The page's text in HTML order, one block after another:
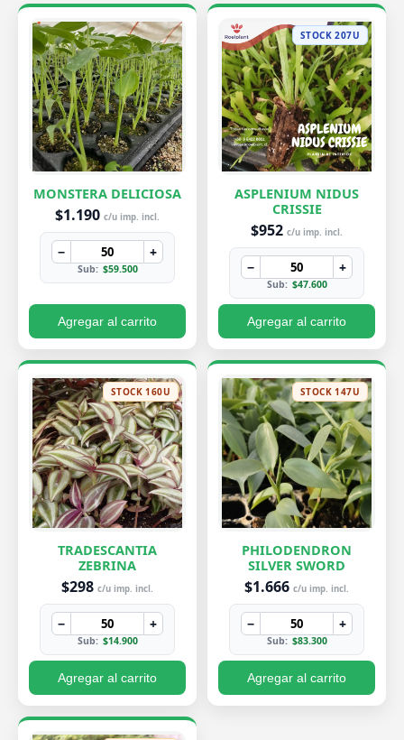
MONSTERA DELICIOSA
$1.190 c/u imp. incl.
− +
Sub: $59.500
Agregar al carrito
STOCK 207U
ASPLENIUM NIDUS
CRISSIE
$952 c/u imp. incl.
− +
Sub: $47.600
Agregar al carrito
STOCK 160U
TRADESCANTIA
ZEBRINA
$298 c/u imp. incl.
− +
Sub: $14.900
Agregar al carrito
STOCK 147U
PHILODENDRON
SILVER SWORD
$1.666 c/u imp. incl.
− +
Sub: $83.300
Agregar al carrito